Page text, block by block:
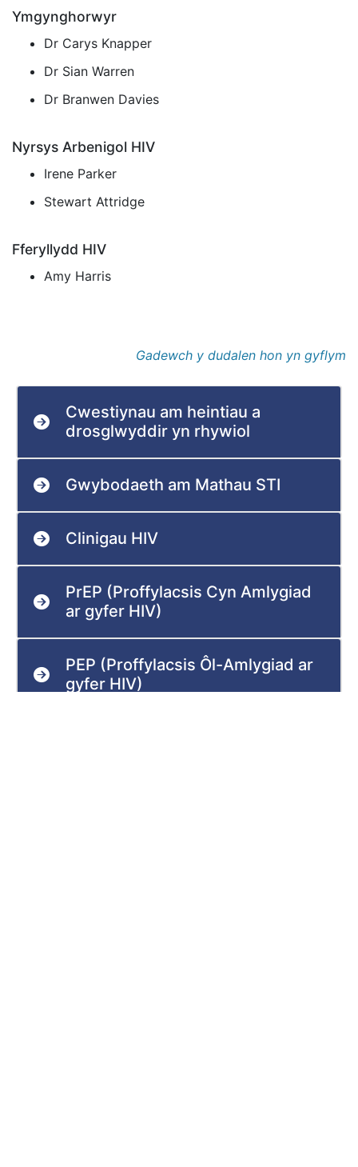
Ymgynghorwyr
Dr Carys Knapper
Dr Sian Warren
Dr Branwen Davies
Nyrsys Arbenigol HIV
Irene Parker
Stewart Attridge
Fferyllydd HIV
Amy Harris
Gadewch y dudalen hon yn gyflym
Cwestiynau am heintiau a
drosglwyddir yn rhywiol
Gwybodaeth am Mathau STI
Clinigau HIV
PrEP (Proffylacsis Cyn Amlygiad
ar gyfer HIV)
PEP (Proffylacsis Ôl-Amlygiad ar
gyfer HIV)